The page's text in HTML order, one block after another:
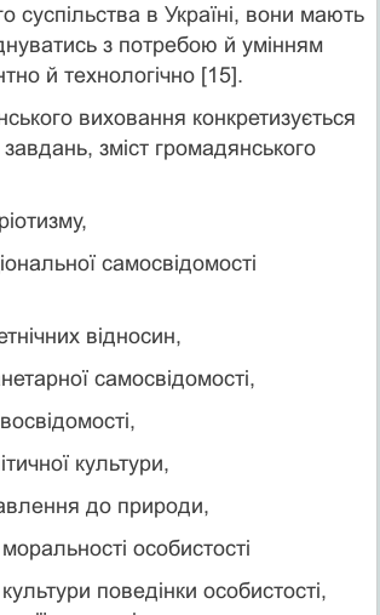
суспільства в Україні, вони мають
з потребою й умінням
й технологічно [15].
виховання конкретизується
зміст громадянського
самосвідомості
відносин,
самосвідомості,
культури,
до природи,
особистості
поведінки особистості,